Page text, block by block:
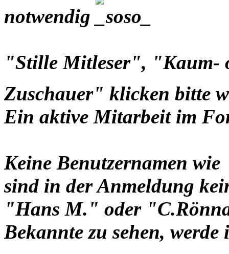
notwendig
"Stille Mitleser", "Kaum-
Zuschauer" klicken bitte
Ein aktive Mitarbeit im
Keine Benutzernamen
sind in der Anmeldung
"Hans M." oder
Bekannte zu sehen,